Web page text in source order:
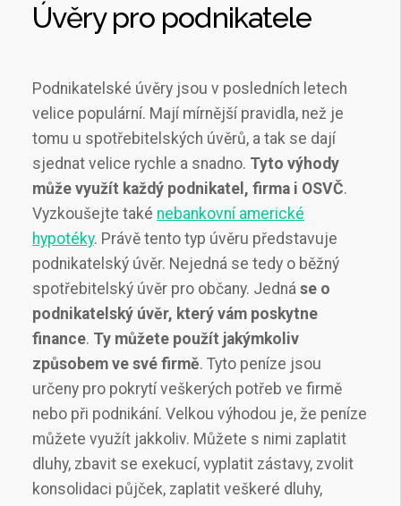
Úvěry pro podnikatele
Podnikatelské úvěry jsou v posledních letech
velice populární. Mají mírnější pravidla, než je
tomu u spotřebitelských úvěrů, a tak se dají
sjednat velice rychle a snadno. Tyto výhody
může využít každý podnikatel, firma i OSVČ.
Vyzkoušejte také nebankovní americké
hypotéky. Právě tento typ úvěru představuje
podnikatelský úvěr. Nejedná se tedy o běžný
spotřebitelský úvěr pro občany. Jedná se o
podnikatelský úvěr, který vám poskytne
finance. Ty můžete použít jakýmkoliv
způsobem ve své firmě. Tyto peníze jsou
určeny pro pokrytí veškerých potřeb ve firmě
nebo při podnikání. Velkou výhodou je, že peníze
můžete využít jakkoliv. Můžete s nimi zaplatit
dluhy, zbavit se exekucí, vyplatit zástavy, zvolit
konsolidaci půjček, zaplatit veškeré dluhy,